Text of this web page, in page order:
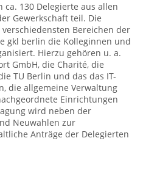
130 Delegierte aus allen
Gewerkschaft teil. Die
Bereichen der
gkl berlin die Kolleginnen und
Hierzu gehören u. a.
GmbH, die Charité, die
TU Berlin und das das IT-
die allgemeine Verwaltung
Einrichtungen
wird neben der
Neuwahlen zur
Anträge der Delegierten